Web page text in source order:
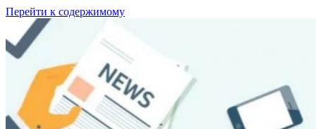
Перейти к содержимому